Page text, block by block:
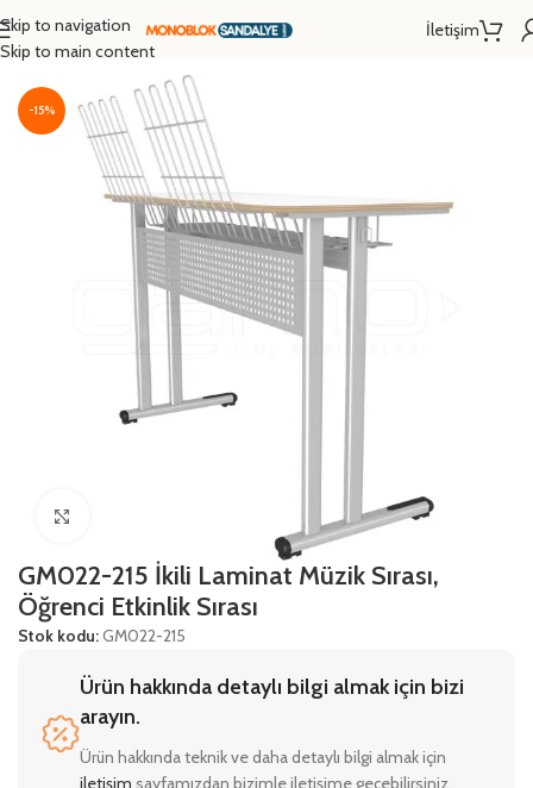
Skip to navigation
Skip to main content
İletişim
Ana Sayfa /Okul Sırası
-15%
GM022-215 İkili Laminat Müzik Sırası,
Öğrenci Etkinlik Sırası
Stok kodu:GM022-215
Ürün hakkında detaylı bilgi almak için bizi
arayın.
Ürün hakkında teknik ve daha detaylı bilgi almak için
iletişim sayfamızdan bizimle iletişime geçebilirsiniz.